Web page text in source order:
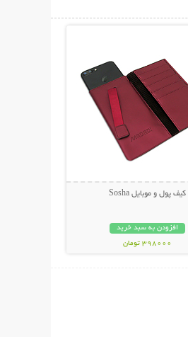
کیف پول و موبایل Sosha
افزودن به سبد خرید
398000 تومان